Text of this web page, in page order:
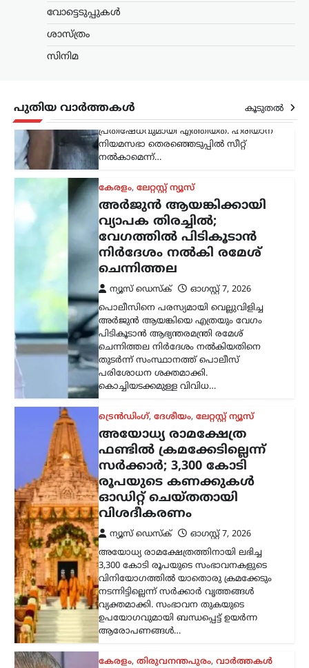
വോട്ടെടുപ്പുകൾ
ശാസ്ത്രം
സിനിമ
പുതിയ വാർത്തകൾ കൂടുതൽ
സീറ്റ് വാഗ്ദാനം ചെയ്ത്
പണം തട്ടിയെന്ന്
പ്രതിഷേധം. ഹരിയാന സ്വദേശിയായ ഒരു
സ്ത്രീയും കുട്ടികളുമാണ്
പ്രതിഷേധവുമായി എത്തിയത്. ഹരിയാന
നിയമസഭാ തെരഞ്ഞെടുപ്പിൽ സീറ്റ്
നൽകാമെന്ന്…
കേരളം, ലേറ്റസ്റ്റ് ന്യൂസ്
അര്‍ജുന്‍ ആയങ്കിക്കായി
വ്യാപക തിരച്ചില്‍;
വേഗത്തില്‍ പിടികൂടാന്‍
നിര്‍ദേശം നല്‍കി രമേശ്
ചെന്നിത്തല
ന്യൂസ് ഡെസ്ക്
ഓഗസ്റ്റ്‌ 7, 2026
പൊലീസിനെ പരസ്യമായി വെല്ലുവിളിച്ച
അര്‍ജുന്‍ ആയങ്കിയെ എത്രയും വേഗം
പിടികൂടാന്‍ ആഭ്യന്തരമന്ത്രി രമേശ്
ചെന്നിത്തല നിര്‍ദേശം നല്‍കിയതിനെ
തുടര്‍ന്ന് സംസ്ഥാനത്ത് പൊലീസ്
പരിശോധന ശക്തമാക്കി.
കൊച്ചിയടക്കമുള്ള വിവിധ…
ട്രെൻഡിംഗ്, ദേശീയം, ലേറ്റസ്റ്റ് ന്യൂസ്
അയോധ്യ രാമക്ഷേത്ര
ഫണ്ടിൽ ക്രമക്കേടില്ലെന്ന്
സർക്കാർ; 3,300 കോടി
രൂപയുടെ കണക്കുകൾ
ഓഡിറ്റ് ചെയ്തതായി
വിശദീകരണം
ന്യൂസ് ഡെസ്ക്
ഓഗസ്റ്റ്‌ 7, 2026
അയോധ്യ രാമക്ഷേത്രത്തിനായി ലഭിച്ച
3,300 കോടി രൂപയുടെ സംഭാവനകളുടെ
വിനിയോഗത്തിൽ യാതൊരു ക്രമക്കേടും
നടന്നിട്ടില്ലെന്ന് സർക്കാർ വൃത്തങ്ങൾ
വ്യക്തമാക്കി. സംഭാവന തുകയുടെ
ഉപയോഗവുമായി ബന്ധപ്പെട്ട് ഉയർന്ന
ആരോപണങ്ങൾ…
കേരളം, തിരുവനന്തപുരം, വാർത്തകൾ